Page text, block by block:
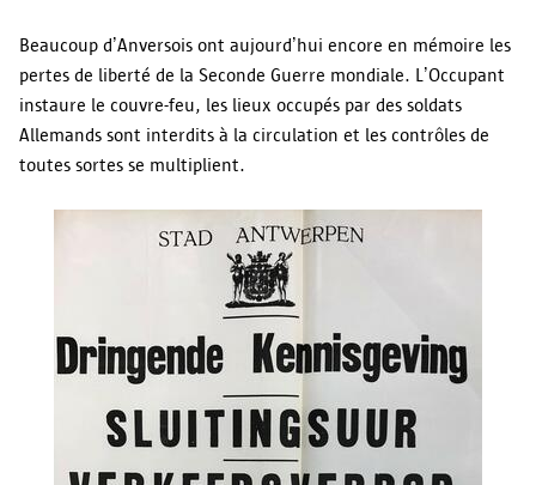
Beaucoup d’Anversois ont aujourd’hui encore en mémoire les
pertes de liberté de la Seconde Guerre mondiale. L’Occupant
instaure le couvre-feu, les lieux occupés par des soldats
Allemands sont interdits à la circulation et les contrôles de
toutes sortes se multiplient.